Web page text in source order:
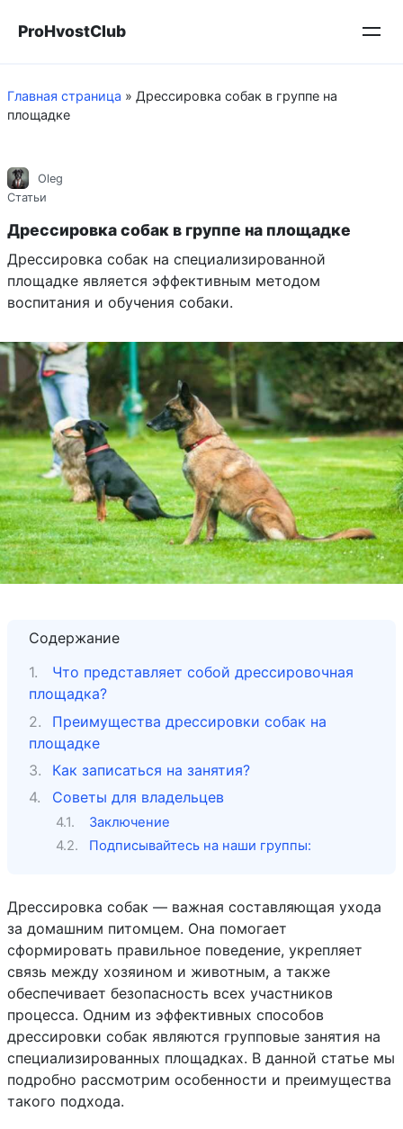
ProHvostClub
Главная страница » Дрессировка собак в группе на
площадке
Oleg
Статьи
Дрессировка собак в группе на площадке
Дрессировка собак на специализированной
площадке является эффективным методом
воспитания и обучения собаки.
Содержание
Что представляет собой дрессировочная
площадка?
Преимущества дрессировки собак на
площадке
Как записаться на занятия?
Советы для владельцев
Заключение
Подписывайтесь на наши группы:
Дрессировка собак — важная составляющая ухода
за домашним питомцем. Она помогает
сформировать правильное поведение, укрепляет
связь между хозяином и животным, а также
обеспечивает безопасность всех участников
процесса. Одним из эффективных способов
дрессировки собак являются групповые занятия на
специализированных площадках. В данной статье мы
подробно рассмотрим особенности и преимущества
такого подхода.